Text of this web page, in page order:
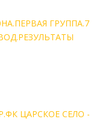
ГРУППА.7
ЦАРСКОЕ СЕЛО -